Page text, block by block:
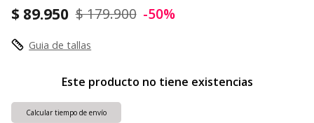
$ 89.950 $ 179.900 -50%
Guia de tallas
Este producto no tiene existencias
Calcular tiempo de envío